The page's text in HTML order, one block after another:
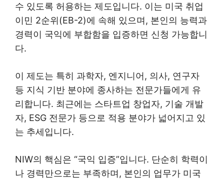
수 있도록 허용하는 제도입니다. 이는 미국 취업
이민 2순위(EB-2)에 속해 있으며, 본인의 능력과
경력이 국익에 부합함을 입증하면 신청 가능합니
다.
이 제도는 특히 과학자, 엔지니어, 의사, 연구자
등 지식 기반 분야에 종사하는 전문가들에게 유
리합니다. 최근에는 스타트업 창업자, 기술 개발
자, ESG 전문가 등으로 적용 분야가 넓어지고 있
는 추세입니다.
NIW의 핵심은 “국익 입증”입니다. 단순히 학력이
나 경력만으로는 부족하며, 본인의 업무가 미국